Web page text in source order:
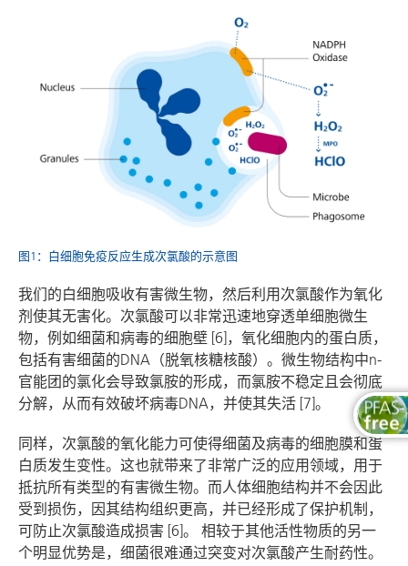
图1：白细胞免疫反应生成次氯酸的示意图
我们的白细胞吸收有害微生物，然后利用次氯酸作为氧化
剂使其无害化。次氯酸可以非常迅速地穿透单细胞微生
物，例如细菌和病毒的细胞壁 [6]，氧化细胞内的蛋白质，
包括有害细菌的DNA（脱氧核糖核酸）。微生物结构中n-
官能团的氯化会导致氯胺的形成，而氯胺不稳定且会彻底
分解，从而有效破坏病毒DNA，并使其失活 [7]。
同样，次氯酸的氧化能力可使得细菌及病毒的细胞膜和蛋
白质发生变性。这也就带来了非常广泛的应用领域，用于
抵抗所有类型的有害微生物。而人体细胞结构并不会因此
受到损伤，因其结构组织更高，并已经形成了保护机制，
可防止次氯酸造成损害 [6]。 相较于其他活性物质的另一
个明显优势是，细菌很难通过突变对次氯酸产生耐药性。